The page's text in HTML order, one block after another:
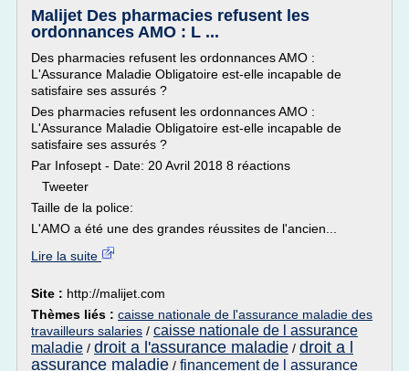
Malijet Des pharmacies refusent les
ordonnances AMO : L ...
Des pharmacies refusent les ordonnances AMO :
L'Assurance Maladie Obligatoire est-elle incapable de
satisfaire ses assurés ?
Des pharmacies refusent les ordonnances AMO :
L'Assurance Maladie Obligatoire est-elle incapable de
satisfaire ses assurés ?
Par Infosept - Date: 20 Avril 2018 8 réactions
Tweeter
Taille de la police:
L'AMO a été une des grandes réussites de l'ancien...
Lire la suite
Site : http://malijet.com
Thèmes liés : caisse nationale de l'assurance maladie des
travailleurs salaries / caisse nationale de l assurance
maladie / droit a l'assurance maladie / droit a l
assurance maladie / financement de l assurance